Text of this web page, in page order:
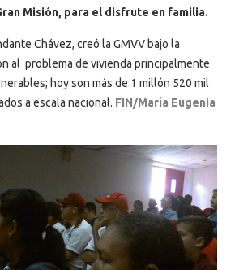
Misión, para el disfrute en familia.
Chávez, creó la GMVV bajo la
al problema de vivienda principalmente
hoy son más de 1 millón 520 mil
a escala nacional. FIN/María Eugenia